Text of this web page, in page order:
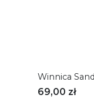
Winnica
69,00 zł